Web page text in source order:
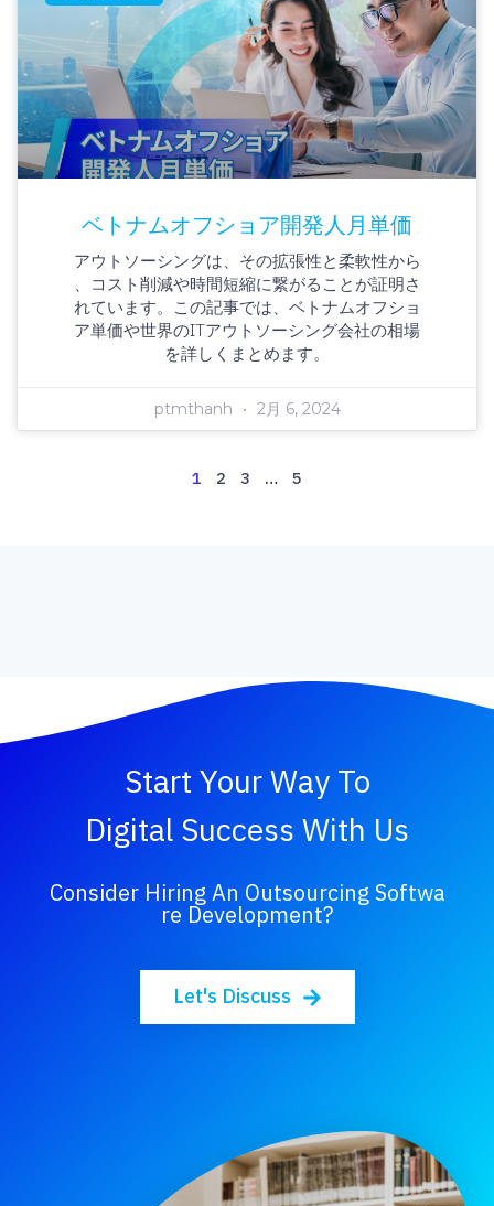
ベトナムオフショア開発人月単価
アウトソーシングは、その拡張性と柔軟性から
、コスト削減や時間短縮に繋がることが証明さ
れています。この記事では、ベトナムオフショ
ア単価や世界のITアウトソーシング会社の相場
を詳しくまとめます。
ptmthanh 2月 6, 2024
1 2 3 … 5
Start Your Way To
Digital Success With Us
Consider Hiring An Outsourcing Softwa
Re Development?
Let's Discuss